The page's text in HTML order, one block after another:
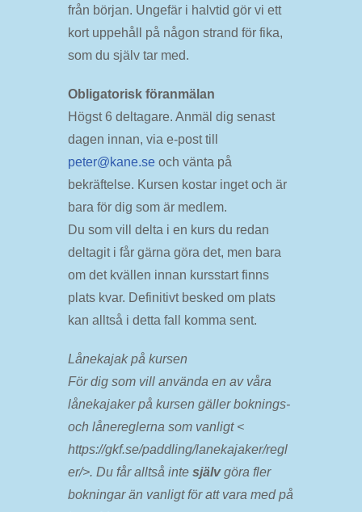
från början. Ungefär i halvtid gör vi ett
kort uppehåll på någon strand för fika,
som du själv tar med.
Obligatorisk föranmälan
Högst 6 deltagare. Anmäl dig senast
dagen innan, via e-post till
peter@kane.se och vänta på
bekräftelse. Kursen kostar inget och är
bara för dig som är medlem.
Du som vill delta i en kurs du redan
deltagit i får gärna göra det, men bara
om det kvällen innan kursstart finns
plats kvar. Definitivt besked om plats
kan alltså i detta fall komma sent.
Lånekajak på kursen
För dig som vill använda en av våra
lånekajaker på kursen gäller boknings-
och lånereglerna som vanligt <
https://gkf.se/paddling/lanekajaker/regl
er/>. Du får alltså inte självgöra fler
bokningar än vanligt för att vara med på